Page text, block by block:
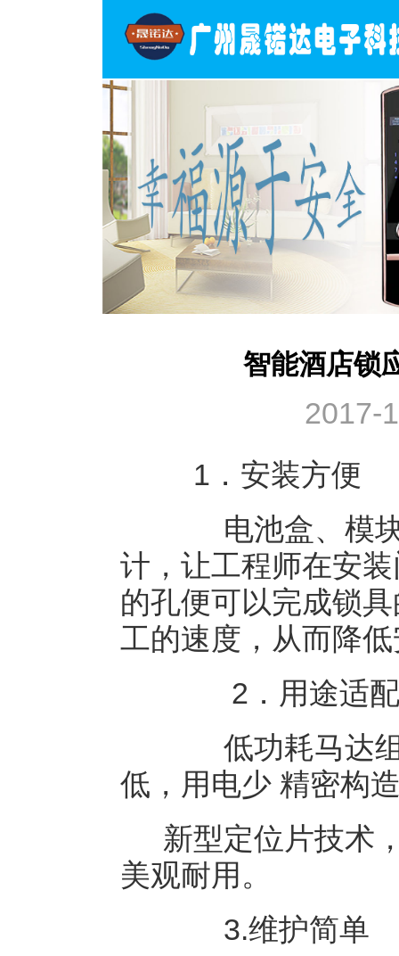
智能酒店锁
2017-
1．安装方便
电池盒、模块
计，让工程师在安
的孔便可以完成锁
工的速度，从而降
2．用途适配
低功耗马达组
低，用电少 精密构
新型定位片技术
美观耐用。
3.维护简单